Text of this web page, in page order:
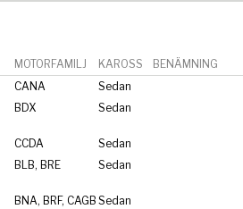
MOTORFAMILJ KAROSS
BENÄMNING
CANA
Sedan
BDX Sedan
CCDA
Sedan
BLB, BRE Sedan
BNA, BRF, CAGB Sedan